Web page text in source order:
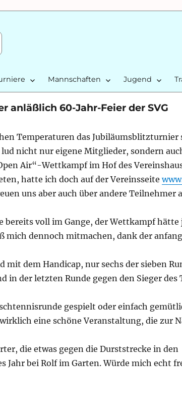
Mannschaften Jugend
60-Jahr-Feier der SVG
Temperaturen das Jubiläumsblitzturnier
nicht nur eigene Mitglieder, sondern
Air“-Wettkampf im Hof des
hatte ich doch auf der Vereinsseite
uns aber auch über andere Teilnehmer
bereits voll im Gange, der Wettkampf hätte
mich dennoch mitmachen, dank der
dem Handicap, nur sechs der sieben
der letzten Runde gegen den Sieger des
gespielt oder einfach
eine schöne Veranstaltung, die zur
die etwas gegen die Durststrecke in den
bei Rolf im Garten. Würde mich echt